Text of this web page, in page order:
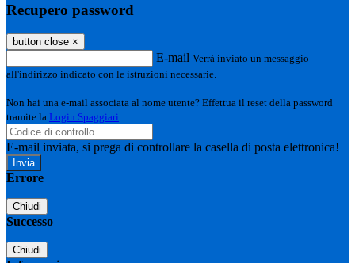
Recupero password
button close ×
E-mail Verrà inviato un messaggio
all'indirizzo indicato con le istruzioni necessarie.
Non hai una e-mail associata al nome utente? Effettua il reset della password
tramite la Login Spaggiari
E-mail inviata, si prega di controllare la casella di posta elettronica!
Errore
Chiudi
Successo
Chiudi